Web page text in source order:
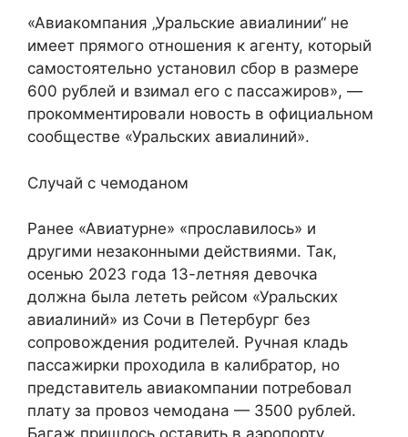
«Авиакомпания „Уральские авиалинии“ не
имеет прямого отношения к агенту, который
самостоятельно установил сбор в размере
600 рублей и взимал его с пассажиров», —
прокомментировали новость в официальном
сообществе «Уральских авиалиний».
Случай с чемоданом
Ранее «Авиатурне» «прославилось» и
другими незаконными действиями. Так,
осенью 2023 года 13-летняя девочка
должна была лететь рейсом «Уральских
авиалиний» из Сочи в Петербург без
сопровождения родителей. Ручная кладь
пассажирки проходила в калибратор, но
представитель авиакомпании потребовал
плату за провоз чемодана — 3500 рублей.